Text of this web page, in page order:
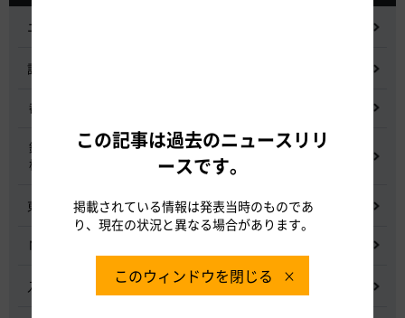
ニュースリリース
記者会見
都市間高速道路料金割引検討会
鋼少数主桁橋の床版下面吹付コンクリートはく離・落下事象調査
検討委員会
東名高速道路宇利トンネル照明灯具落下事象調査検討会
NEXCO中日本グループの経営上の課題と取組み
入札に係る不正行為に関する調査及び再発防止のための委員会
この記事は過去のニュースリリ
ースです。
掲載されている情報は発表当時のものであ
り、現在の状況と異なる場合があります。
このウィンドウを閉じる